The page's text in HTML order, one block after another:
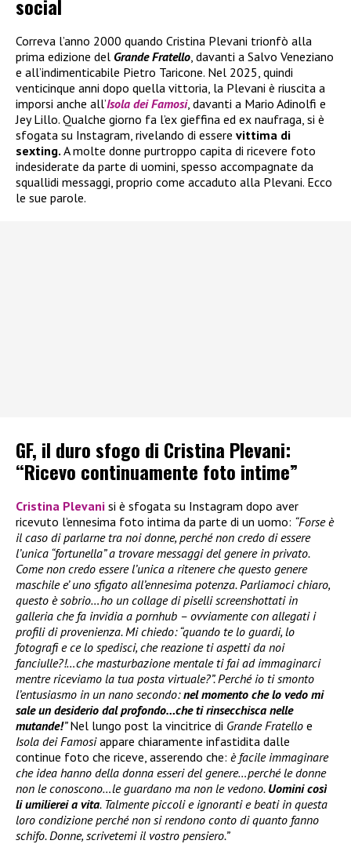
social
Correva l’anno 2000 quando Cristina Plevani trionfò alla
prima edizione del Grande Fratello, davanti a Salvo Veneziano
e all’indimenticabile Pietro Taricone. Nel 2025, quindi
venticinque anni dopo quella vittoria, la Plevani è riuscita a
imporsi anche all’Isola dei Famosi, davanti a Mario Adinolfi e
Jey Lillo. Qualche giorno fa l’ex gieffina ed ex naufraga, si è
sfogata su Instagram, rivelando di essere vittima di
sexting. A molte donne purtroppo capita di ricevere foto
indesiderate da parte di uomini, spesso accompagnate da
squallidi messaggi, proprio come accaduto alla Plevani. Ecco
le sue parole.
GF, il duro sfogo di Cristina Plevani:
“Ricevo continuamente foto intime”
Cristina Plevani si è sfogata su Instagram dopo aver
ricevuto l’ennesima foto intima da parte di un uomo: “Forse è
il caso di parlarne tra noi donne, perché non credo di essere
l’unica “fortunella” a trovare messaggi del genere in privato.
Come non credo essere l’unica a ritenere che questo genere
maschile e’ uno sfigato all’ennesima potenza. Parliamoci chiaro,
questo è sobrio…ho un collage di piselli screenshottati in
galleria che fa invidia a pornhub – ovviamente con allegati i
profili di provenienza. Mi chiedo: “quando te lo guardi, lo
fotografi e ce lo spedisci, che reazione ti aspetti da noi
fanciulle?!…che masturbazione mentale ti fai ad immaginarci
mentre riceviamo la tua posta virtuale?”. Perché io ti smonto
l’entusiasmo in un nano secondo:nel momento che lo vedo mi
sale un desiderio dal profondo…che ti rinsecchisca nelle
mutande!”Nel lungo post la vincitrice di Grande Fratello e
Isola dei Famosiappare chiaramente infastidita dalle
continue foto che riceve, asserendo che: è facile immaginare
che idea hanno della donna esseri del genere…perché le donne
non le conoscono…le guardano ma non le vedono. Uomini così
li umilierei a vita. Talmente piccoli e ignoranti e beati in questa
loro condizione perché non si rendono conto di quanto fanno
schifo. Donne, scrivetemi il vostro pensiero.”